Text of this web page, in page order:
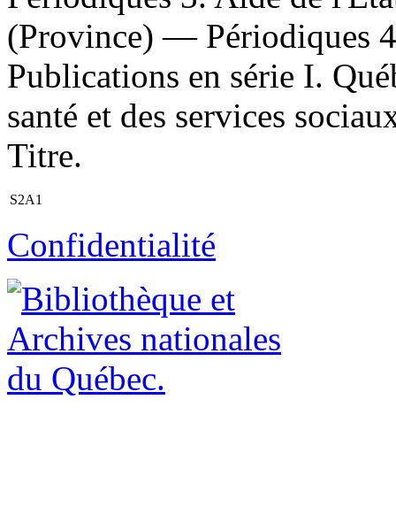
(Province) — Périodiques
Publications en série I.
santé et des services
Titre.
S2A1
Confidentialité